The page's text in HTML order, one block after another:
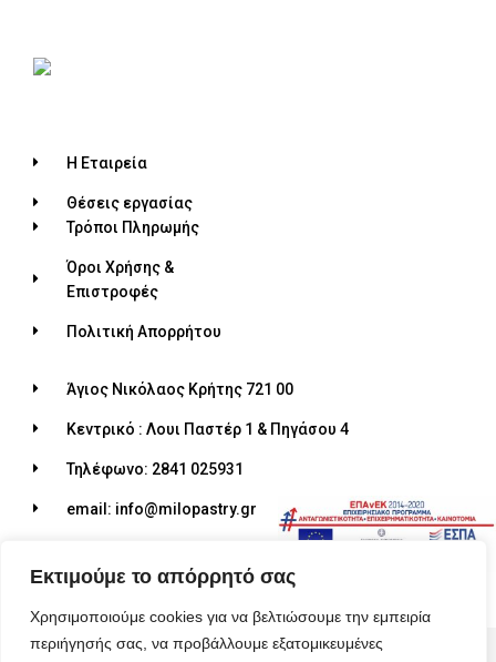
Εκτιμούμε το απόρρητό σας
Χρησιμοποιούμε cookies για να βελτιώσουμε την εμπειρία
περιήγησής σας, να προβάλλουμε εξατομικευμένες
Η Εταιρεία
Θέσεις εργασίας
Τρόποι Πληρωμής
Όροι Χρήσης &
Επιστροφές
Πολιτική Απορρήτου
Άγιος Νικόλαος Κρήτης 721 00
Κεντρικό : Λουι Παστέρ 1 & Πηγάσου 4
Τηλέφωνο: 2841 025931
email: info@milopastry.gr
© 2026 ALL RIGHTS RESERVED​